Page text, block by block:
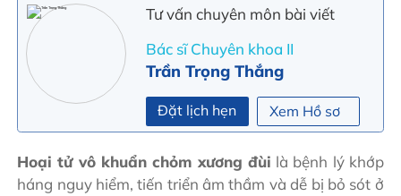
Tư vấn chuyên môn bài viết
Bác sĩ Chuyên khoa II
Trần Trọng Thắng
Đặt lịch hẹn Xem Hồ sơ
Hoại tử vô khuẩn chỏm xương đùi là bệnh lý khớp
háng nguy hiểm, tiến triển âm thầm và dễ bị bỏ sót ở